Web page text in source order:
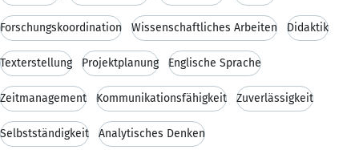
Forschungskoordination Wissenschaftliches Arbeiten Didaktik
Texterstellung Projektplanung Englische Sprache
Zeitmanagement Kommunikationsfähigkeit Zuverlässigkeit
Selbstständigkeit Analytisches Denken